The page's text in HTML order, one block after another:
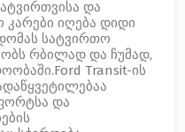
და
იღება დიდი
სატვირთო
რბილად და ჩუმად,
Transit-ის
და